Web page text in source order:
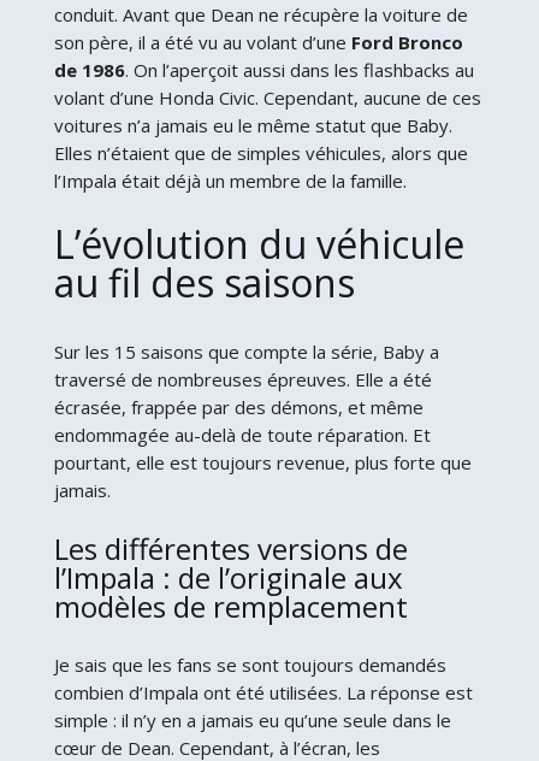
conduit. Avant que Dean ne récupère la voiture de
son père, il a été vu au volant d’une Ford Bronco
de 1986. On l’aperçoit aussi dans les flashbacks au
volant d’une Honda Civic. Cependant, aucune de ces
voitures n’a jamais eu le même statut que Baby.
Elles n’étaient que de simples véhicules, alors que
l’Impala était déjà un membre de la famille.
L’évolution du véhicule
au fil des saisons
Sur les 15 saisons que compte la série, Baby a
traversé de nombreuses épreuves. Elle a été
écrasée, frappée par des démons, et même
endommagée au-delà de toute réparation. Et
pourtant, elle est toujours revenue, plus forte que
jamais.
Les différentes versions de
l’Impala : de l’originale aux
modèles de remplacement
Je sais que les fans se sont toujours demandés
combien d’Impala ont été utilisées. La réponse est
simple : il n’y en a jamais eu qu’une seule dans le
cœur de Dean. Cependant, à l’écran, les